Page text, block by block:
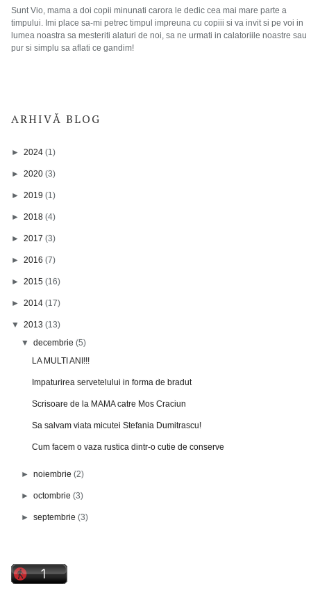
Sunt Vio, mama a doi copii minunati carora le dedic cea mai mare parte a
timpului. Imi place sa-mi petrec timpul impreuna cu copiii si va invit si pe voi in
lumea noastra sa mesteriti alaturi de noi, sa ne urmati in calatoriile noastre sau
pur si simplu sa aflati ce gandim!
ARHIVĂ BLOG
► 2024 (1)
► 2020 (3)
► 2019 (1)
► 2018 (4)
► 2017 (3)
► 2016 (7)
► 2015 (16)
► 2014 (17)
▼ 2013 (13)
▼decembrie(5)
LA MULTI ANI!!!
Impaturirea servetelului in forma de bradut
Scrisoare de la MAMA catre Mos Craciun
Sa salvam viata micutei Stefania Dumitrascu!
Cum facem o vaza rustica dintr-o cutie de conserve
►noiembrie(2)
►octombrie(3)
►septembrie(3)